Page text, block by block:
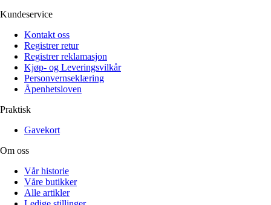
Kundeservice
Kontakt oss
Registrer retur
Registrer reklamasjon
Kjøp- og Leveringsvilkår
Personvernseklæring
Åpenhetsloven
Praktisk
Gavekort
Om oss
Vår historie
Våre butikker
Alle artikler